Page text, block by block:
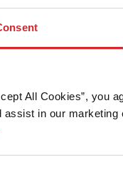
All Cookies”, you
assist in our marketing